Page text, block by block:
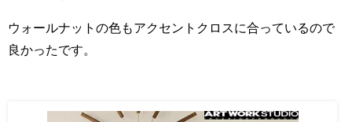
ウォールナットの色もアクセントクロスに合っているので
良かったです。